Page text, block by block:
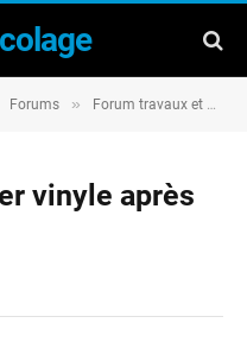
Forums » Forum travaux et rénovation
vinyle après